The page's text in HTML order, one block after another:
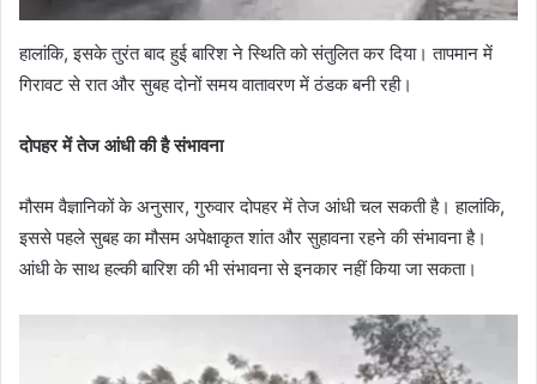
हालांकि, इसके तुरंत बाद हुई बारिश ने स्थिति को संतुलित कर दिया। तापमान में
गिरावट से रात और सुबह दोनों समय वातावरण में ठंडक बनी रही।
दोपहर में तेज आंधी की है संभावना
मौसम वैज्ञानिकों के अनुसार, गुरुवार दोपहर में तेज आंधी चल सकती है। हालांकि,
इससे पहले सुबह का मौसम अपेक्षाकृत शांत और सुहावना रहने की संभावना है।
आंधी के साथ हल्की बारिश की भी संभावना से इनकार नहीं किया जा सकता।